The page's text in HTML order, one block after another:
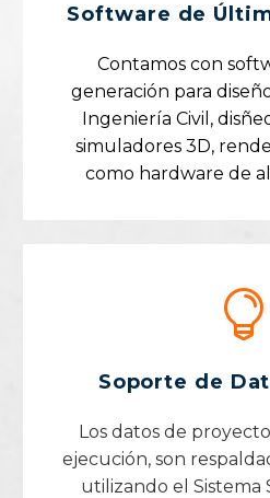
Software de
Contamos con
generación para
Ingeniería Civil,
simuladores 3D,
como hardware de


Soporte de
Los datos de
ejecución, son
utilizando el Sistema